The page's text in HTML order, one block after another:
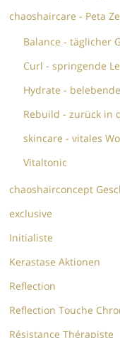
chaoshaircare - Peta
Balance - täglicher
Curl - springende
Hydrate -
Rebuild - zurück in
skincare - vitales
Vitaltonic
chaoshairconcept
exclusive
Initialiste
Kerastase Aktionen
Reflection
Reflection Touche
Résistance Thérapiste